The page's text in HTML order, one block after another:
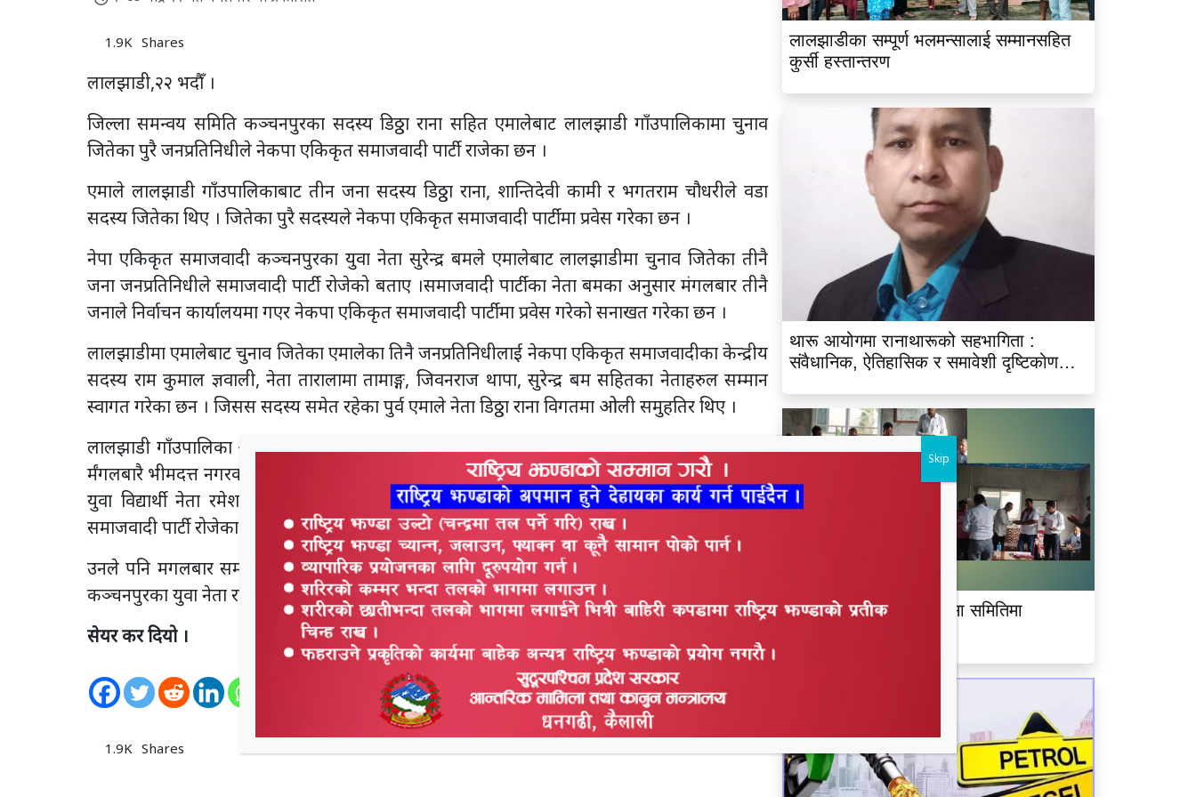
1.9K Shares
लालझाडी,२२ भदाैँ ।
जिल्ला समन्वय समिति कञ्चनपुरका सदस्य डिठ्ठा राना सहित एमालेबाट लालझाडी गाँउपालिकामा चुनाव
जितेका पुरै जनप्रतिनिधीले नेकपा एकिकृत समाजवादी पार्टी राजेका छन ।
एमाले लालझाडी गाँउपालिकाबाट तीन जना सदस्य डिठ्ठा राना, शान्तिदेवी कामी र भगतराम चौधरीले वडा
सदस्य जितेका थिए । जितेका पुरै सदस्यले नेकपा एकिकृत समाजवादी पार्टीमा प्रवेस गरेका छन ।
नेपा एकिकृत समाजवादी कञ्चनपुरका युवा नेता सुरेन्द्र बमले एमालेबाट लालझाडीमा चुनाव जितेका तीनै
जना जनप्रतिनिधीले समाजवादी पार्टी रोजेको बताए ।समाजवादी पार्टीका नेता बमका अनुसार मंगलबार तीनै
जनाले निर्वाचन कार्यालयमा गएर नेकपा एकिकृत समाजवादी पार्टीमा प्रवेस गरेको सनाखत गरेका छन ।
लालझाडीमा एमालेबाट चुनाव जितेका एमालेका तिनै जनप्रतिनिधीलाई नेकपा एकिकृत समाजवादीका केन्द्रीय
सदस्य राम कुमाल ज्ञवाली, नेता तारालामा तामाङ्ग, जिवनराज थापा, सुरेन्द्र बम सहितका नेताहरुल सम्मान
स्वागत गरेका छन । जिसस सदस्य समेत रहेका पुर्व एमाले नेता डिठ्ठा राना विगतमा ओली समुहतिर थिए ।
लालझाडी गाँउपालिका ओली समुहका कट्टर नेता रानाले अहिले आएर समाजवादी पार्टी रोजेका छन । यस्तै
र्मंगलबारै भीमदत्त नगरका एक थप सदस्यले समेत समाजवादी पार्टी रोजेका छन । नेकपा समाजवादी पार्टीका
युवा विद्यार्थी नेता रमेश पन्तले भीमदत्त नगरपालिका १४बाट वडा सदस्य जितेका हिम्मत बहादुर विष्टले
समाजवादी पार्टी रोजेका छन ।
उनले पनि मगलबार समाजवादी पार्टीमा सनाखत गरेका छन । विष्टलाई नेकपा एपकिकृत समाजवादी पार्टी
कञ्चनपुरका युवा नेता राजेन्द् पाण्डे, प्रताराम तिरुवा र युवा विद्यार्थी नेता रमेश पन्तले स्वागत गरेका छन ।रसस
सेयर कर दियो ।
1.9K Shares
लालझाडीका सम्पूर्ण भलमन्सालाई सम्मानसहित
कुर्सी हस्तान्तरण
थारू आयोगमा रानाथारूको सहभागिता :
संवैधानिक, ऐतिहासिक र समावेशी दृष्टिकोणबाट
भीमदत्त नगर बरघर भलमन्सा समितिमा
Skip